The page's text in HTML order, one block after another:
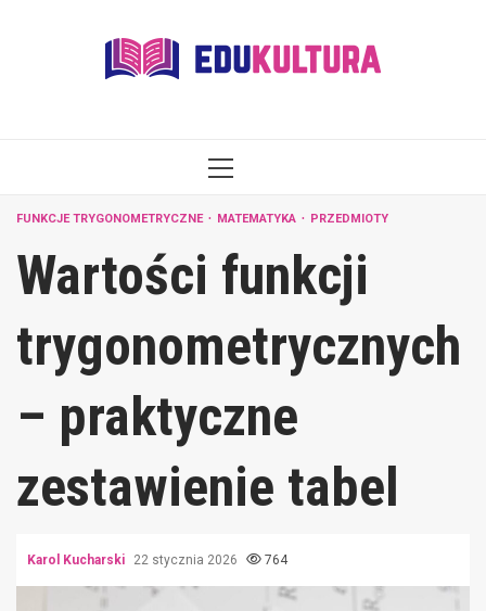
PRIMARY
FUNKCJE TRYGONOMETRYCZNE MATEMATYKA PRZEDMIOTY
Wartości funkcji
trygonometrycznych
– praktyczne
zestawienie tabel
Karol Kucharski 22 stycznia 2026 764